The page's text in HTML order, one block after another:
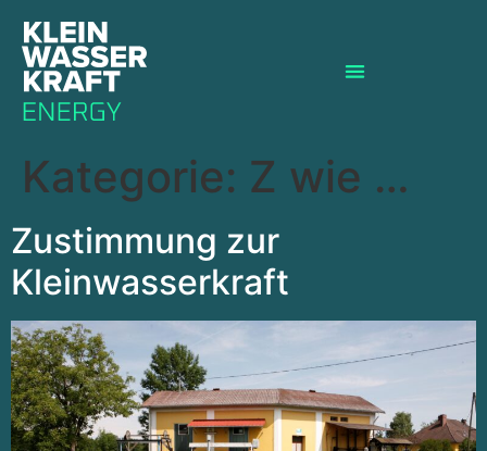
Kategorie: Z wie …
Zustimmung zur
Kleinwasserkraft